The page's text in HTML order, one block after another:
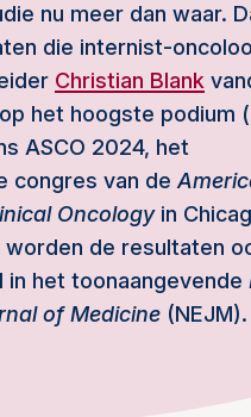
nu meer dan waar.
die internist-
Christian Blank
het hoogste podium
ASCO 2024, het
congres van de
Oncologyin
worden de resultaten
in het toonaangevende
of Medicine (NEJM).